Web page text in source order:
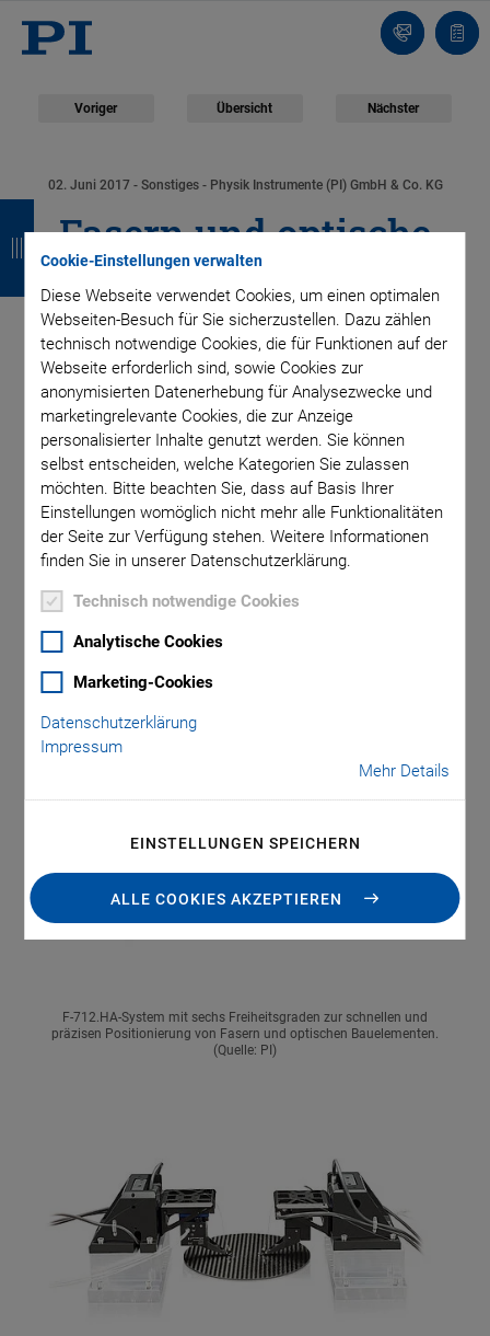
Cookie-Einstellungen verwalten
Diese Webseite verwendet Cookies, um einen optimalen
Webseiten-Besuch für Sie sicherzustellen. Dazu zählen
technisch notwendige Cookies, die für Funktionen auf der
Webseite erforderlich sind, sowie Cookies zur
anonymisierten Datenerhebung für Analysezwecke und
marketingrelevante Cookies, die zur Anzeige
personalisierter Inhalte genutzt werden. Sie können
selbst entscheiden, welche Kategorien Sie zulassen
möchten. Bitte beachten Sie, dass auf Basis Ihrer
Einstellungen womöglich nicht mehr alle Funktionalitäten
der Seite zur Verfügung stehen. Weitere Informationen
finden Sie in unserer Datenschutzerklärung.
Technisch notwendige Cookies
Analytische Cookies
Marketing-Cookies
Datenschutzerklärung
Impressum
Mehr Details
EINSTELLUNGEN SPEICHERN
ALLE COOKIES AKZEPTIEREN
Kontakt
Voriger Übersicht Nächster
02. Juni 2017 - Sonstiges - Physik Instrumente (PI) GmbH & Co. KG
Fasern und optische
Bauelemente in bis zu
sechs Freiheitsgraden
positionieren
Bei Fertigung und Test von Bauteilen mit optischer
Datenübertragung gilt es, Fasern oder Faser-Arrays für eine
optimale Verbindung mit höchstmöglicher Genauigkeit zu
justieren. Positionstoleranzen weit unter 50 nm sind üblich
und Mehrkanal-Ein- und Ausgänge erfordern die simultane
Ausrichtung in mehreren Achsen.
F-712.HA-System mit sechs Freiheitsgraden zur schnellen und
präzisen Positionierung von Fasern und optischen Bauelementen.
(Quelle: PI)
Z
u
r
ü
c
k
Z
u
r
ü
c
k
Z
u
r
ü
c
k
Z
u
r
ü
c
k